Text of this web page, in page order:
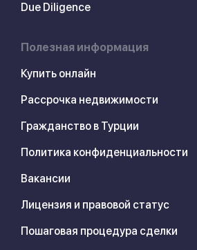
Due Diligence
Полезная информация
Купить онлайн
Рассрочка недвижимости
Гражданство в Турции
Политика конфиденциальности
Вакансии
Лицензия и правовой статус
Пошаговая процедура сделки